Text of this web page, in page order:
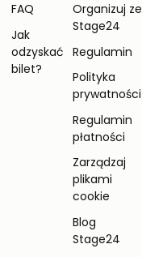
FAQ
Jak
odzyskać
bilet?
Organizuj ze
Stage24
Regulamin
Polityka
prywatności
Regulamin
płatności
Zarządzaj
plikami
cookie
Blog
Stage24